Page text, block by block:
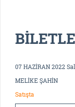
07 HAZİRAN 2022
MELİKE ŞAHİN
Satışta